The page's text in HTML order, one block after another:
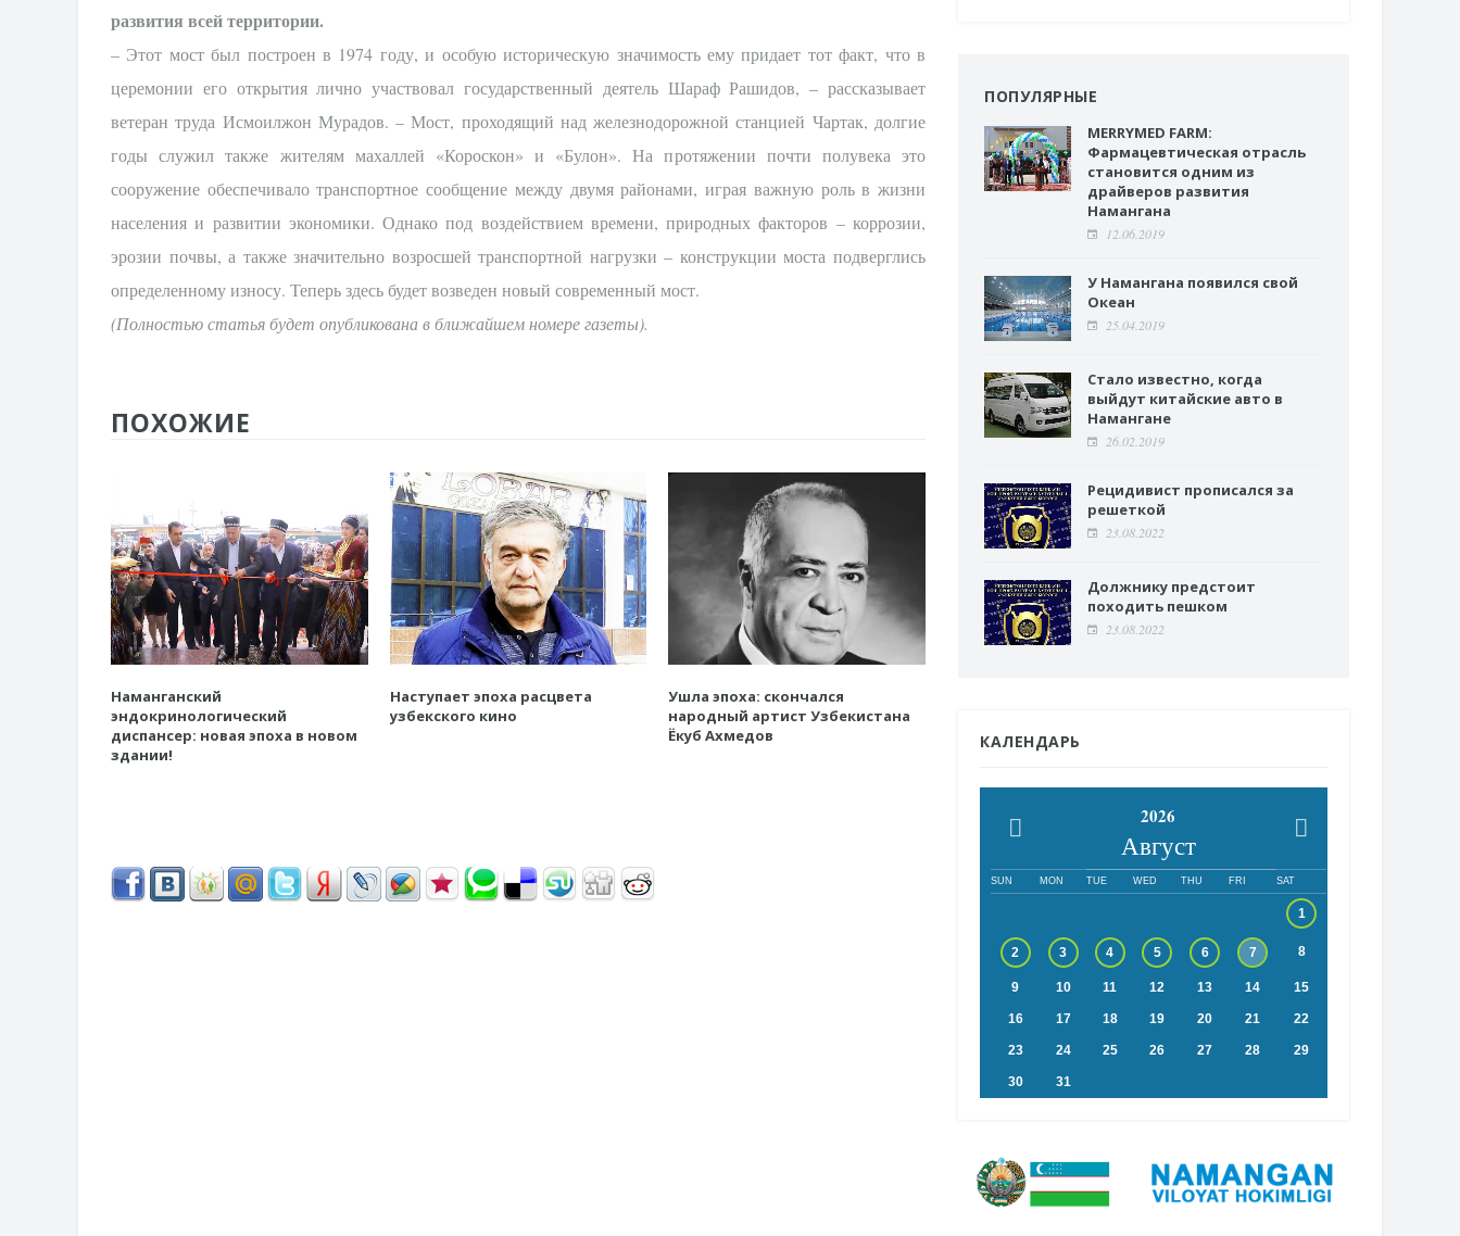
развития всей территории.
– Этот мост был построен в 1974 году, и особую историческую значимость ему придает тот факт, что в
церемонии его открытия лично участвовал государственный деятель Шараф Рашидов, – рассказывает
ветеран труда Исмоилжон Мурадов. – Мост, проходящий над железнодорожной станцией Чартак, долгие
годы служил также жителям махаллей «Короскон» и «Булон». На протяжении почти полувека это
сооружение обеспечивало транспортное сообщение между двумя районами, играя важную роль в жизни
населения и развитии экономики. Однако под воздействием времени, природных факторов – коррозии,
эрозии почвы, а также значительно возросшей транспортной нагрузки – конструкции моста подверглись
определенному износу. Теперь здесь будет возведен новый современный мост.
(Полностью статья будет опубликована в ближайшем номере газеты).
ПОХОЖИЕ
Наманганский
эндокринологический
диспансер: новая эпоха в новом
здании!
Наступает эпоха расцвета
узбекского кино
Ушла эпоха: скончался
народный артист Узбекистана
Ёкуб Ахмедов
ПОПУЛЯРНЫЕ
MERRYMED FARM:
Фармацевтическая отрасль
становится одним из
драйверов развития
Намангана
12.06.2019
У Намангана появился свой
Океан
25.04.2019
Стало известно, когда
выйдут китайские авто в
Намангане
26.02.2019
Рецидивист прописался за
решеткой
23.08.2022
Должнику предстоит
походить пешком
23.08.2022
КАЛЕНДАРЬ
2026
Август
SUN MON TUE WED THU FRI SAT
1
2 3 4 5 6 7 8
9 10 11 12 13 14 15
16 17 18 19 20 21 22
23 24 25 26 27 28 29
30 31